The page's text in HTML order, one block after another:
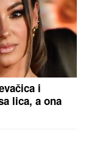
i
lica, a ona